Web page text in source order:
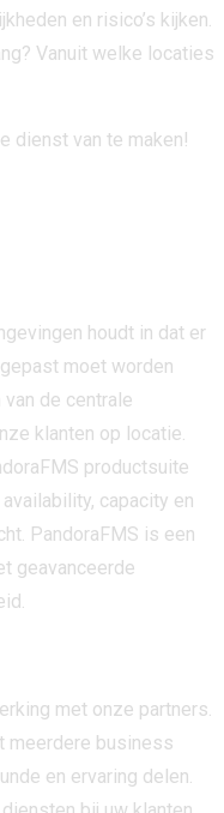
en risico’s kijken.
Vanuit welke locaties
dienst van te maken!
houdt in dat er
moet worden
de centrale
klanten op locatie.
productsuite
capacity en
PandoraFMS is een
geavanceerde
met onze partners.
meerdere business
en ervaring delen.